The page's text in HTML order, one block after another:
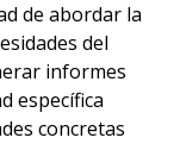
de abordar la
del
informes
específica
concretas